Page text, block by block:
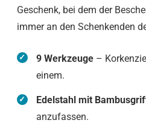
Geschenk, bei dem der
immer an den Schenkenden
9 Werkzeuge–
einem.
Edelstahl mit
anzufassen.